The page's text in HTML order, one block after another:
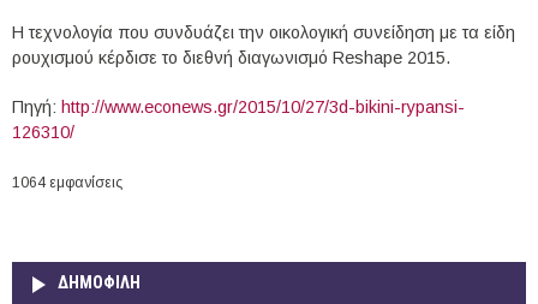
Η τεχνολογία που συνδυάζει την οικολογική συνείδηση με τα είδη
ρουχισμού κέρδισε το διεθνή διαγωνισμό Reshape 2015.
Πηγή: http://www.econews.gr/2015/10/27/3d-bikini-rypansi-
126310/
1064 εμφανίσεις
ΔΗΜΟΦΙΛΗ